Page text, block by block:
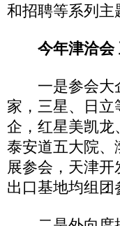
和招聘等系列主
今年津洽会
一是参会大企
家，三星、日
企，红星美凯龙
泰安道五大院、
展参会，天津
出口基地均组团